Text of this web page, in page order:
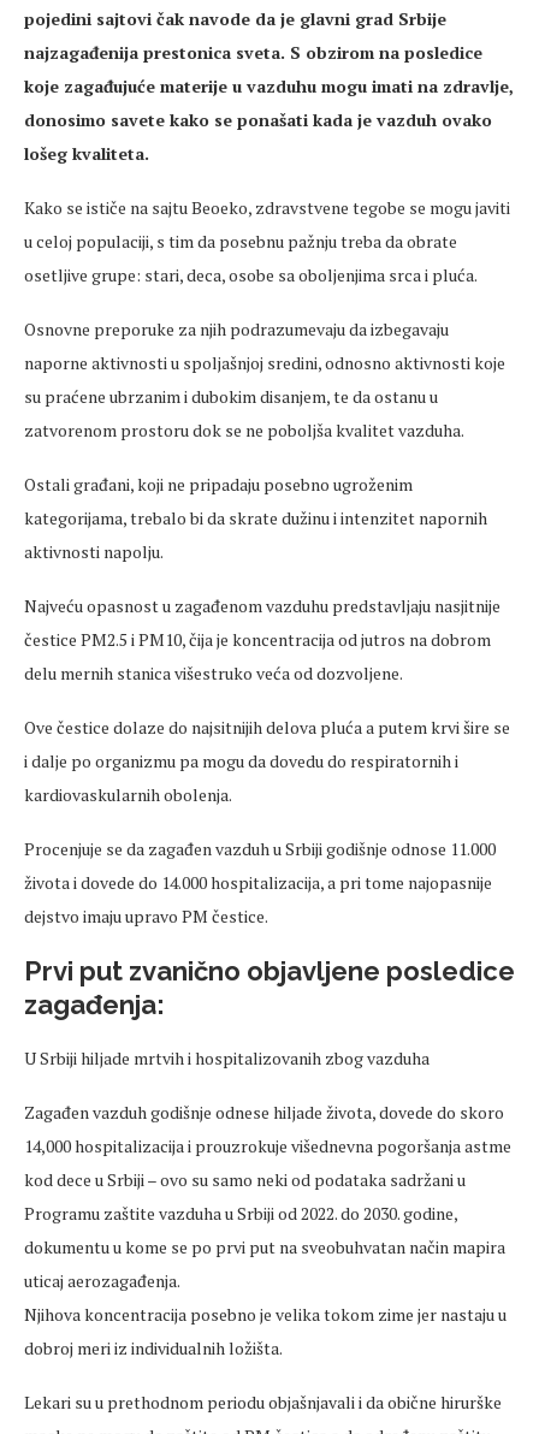
pojedini sajtovi čak navode da je glavni grad Srbije
najzagađenija prestonica sveta. S obzirom na posledice
koje zagađujuće materije u vazduhu mogu imati na zdravlje,
donosimo savete kako se ponašati kada je vazduh ovako
lošeg kvaliteta.
Kako se ističe na sajtu Beoeko, zdravstvene tegobe se mogu javiti
u celoj populaciji, s tim da posebnu pažnju treba da obrate
osetljive grupe: stari, deca, osobe sa oboljenjima srca i pluća.
Osnovne preporuke za njih podrazumevaju da izbegavaju
naporne aktivnosti u spoljašnjoj sredini, odnosno aktivnosti koje
su praćene ubrzanim i dubokim disanjem, te da ostanu u
zatvorenom prostoru dok se ne poboljša kvalitet vazduha.
Ostali građani, koji ne pripadaju posebno ugroženim
kategorijama, trebalo bi da skrate dužinu i intenzitet napornih
aktivnosti napolju.
Najveću opasnost u zagađenom vazduhu predstavljaju nasjitnije
čestice PM2.5 i PM10, čija je koncentracija od jutros na dobrom
delu mernih stanica višestruko veća od dozvoljene.
Ove čestice dolaze do najsitnijih delova pluća a putem krvi šire se
i dalje po organizmu pa mogu da dovedu do respiratornih i
kardiovaskularnih obolenja.
Procenjuje se da zagađen vazduh u Srbiji godišnje odnose 11.000
života i dovede do 14.000 hospitalizacija, a pri tome najopasnije
dejstvo imaju upravo PM čestice.
Prvi put zvanično objavljene posledice
zagađenja:
U Srbiji hiljade mrtvih i hospitalizovanih zbog vazduha
Zagađen vazduh godišnje odnese hiljade života, dovede do skoro
14,000 hospitalizacija i prouzrokuje višednevna pogoršanja astme
kod dece u Srbiji – ovo su samo neki od podataka sadržani u
Programu zaštite vazduha u Srbiji od 2022. do 2030. godine,
dokumentu u kome se po prvi put na sveobuhvatan način mapira
uticaj aerozagađenja.
Njihova koncentracija posebno je velika tokom zime jer nastaju u
dobroj meri iz individualnih ložišta.
Lekari su u prethodnom periodu objašnjavali i da obične hirurške